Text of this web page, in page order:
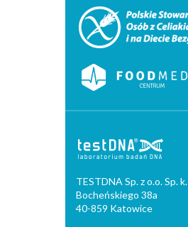
TESTDNA Sp. z o.o. Sp. k.
Bocheńskiego 38a
40-859 Katowice